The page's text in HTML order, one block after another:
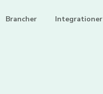
Brancher Integrationer